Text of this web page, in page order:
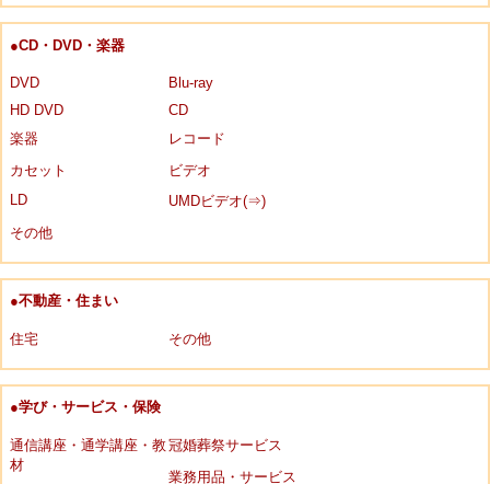
●CD・DVD・楽器
DVD
Blu-ray
HD DVD
CD
楽器
レコード
カセット
ビデオ
LD
UMDビデオ(⇒)
その他
●不動産・住まい
住宅 その他
●学び・サービス・保険
通信講座・通学講座・教
材
冠婚葬祭サービス
業務用品・サービス